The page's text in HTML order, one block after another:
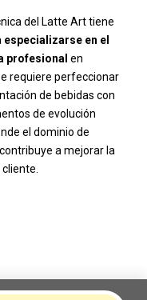
del Latte Art tiene
especializarse en el
profesional en
requiere perfeccionar
de bebidas con
de evolución
el dominio de
a mejorar la